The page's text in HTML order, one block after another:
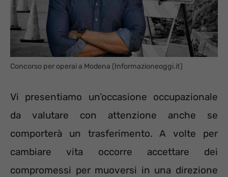
Concorso per operai a Modena (Informazioneoggi.it)
Vi presentiamo un’occasione occupazionale
da valutare con attenzione anche se
comporterà un trasferimento. A volte per
cambiare vita occorre accettare dei
compromessi per muoversi in una direzione